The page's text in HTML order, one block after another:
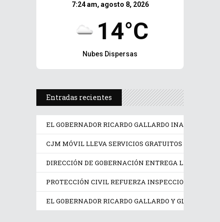
7:24 am, agosto 8, 2026
14°C
Nubes Dispersas
Entradas recientes
EL GOBERNADOR RICARDO GALLARDO INAUGURA
CJM MÓVIL LLEVA SERVICIOS GRATUITOS A
DIRECCIÓN DE GOBERNACIÓN ENTREGA LICENCIAS
PROTECCIÓN CIVIL REFUERZA INSPECCIONES EN
EL GOBERNADOR RICARDO GALLARDO Y GLORIA